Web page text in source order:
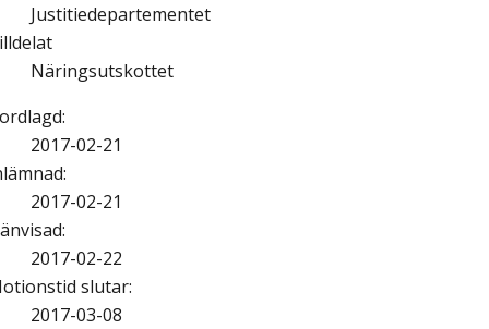
Justitiedepartementet
Näringsutskottet
:
2017-02-21
:
2017-02-21
:
2017-02-22
slutar:
2017-03-08